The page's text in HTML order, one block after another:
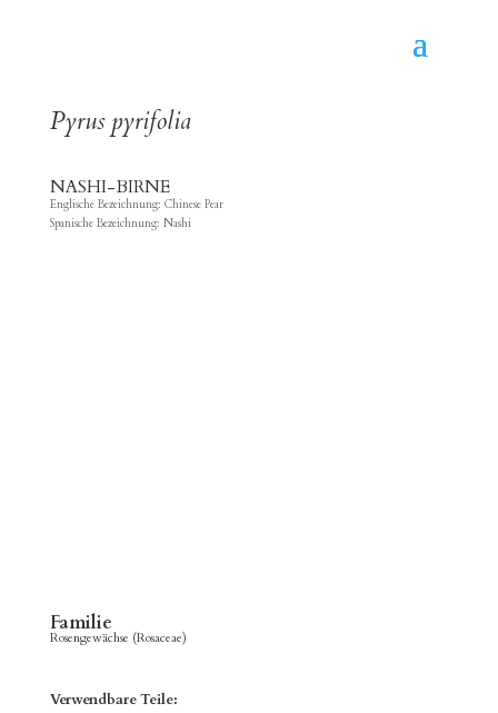
Pyrus pyrifolia
NASHI-BIRNE
Englische Bezeichnung: Chinese Pear
Spanische Bezeichnung: Nashi
Familie
Rosengewächse (Rosaceae)
Verwendbare Teile: